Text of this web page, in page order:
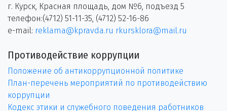
г. Курск, Красная площадь, дом №6, подъезд 5
телефон:(4712) 51-11-35, (4712) 52-16-86
e-mail: reklama@kpravda.ru rkursklora@mail.ru
Противодействие коррупции
Положение об антикоррупционной политике
План-перечень мероприятий по противодействию
коррупции
Кодекс этики и служебного поведения работников